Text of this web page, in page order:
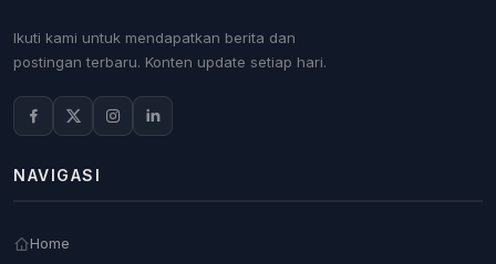
Ikuti kami untuk mendapatkan berita dan
postingan terbaru. Konten update setiap hari.
NAVIGASI
Home